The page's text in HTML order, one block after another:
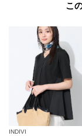
こ
INDIVI